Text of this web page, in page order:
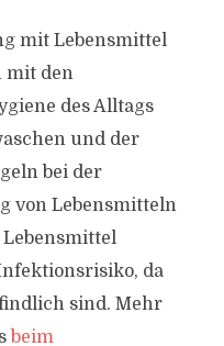
mit Lebensmittel
mit den
des Alltags
und der
bei der
von Lebensmitteln
da
sind. Mehr
beim